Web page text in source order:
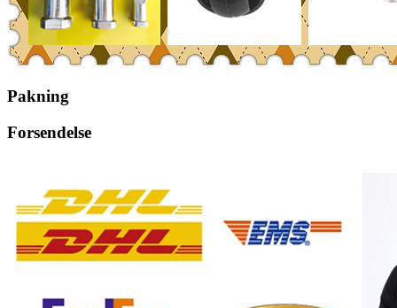
Pakning
Forsendelse